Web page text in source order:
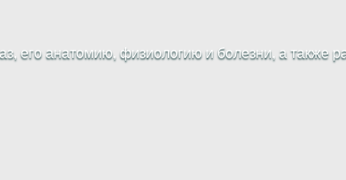
его анатомию, физиологию и болезни, а также